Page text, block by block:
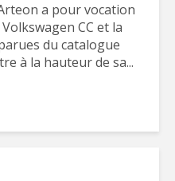
a pour vocation
CC et la
du catalogue
à la hauteur de sa...